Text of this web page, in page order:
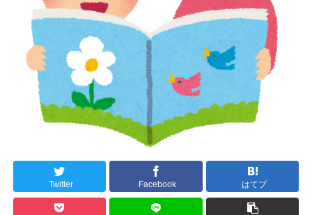
Twitter Facebook はてブ